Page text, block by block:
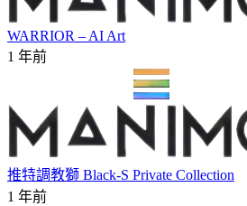
WARRIOR – AI Art
1 年前
推特調教獅 Black-S Private Collection
1 年前